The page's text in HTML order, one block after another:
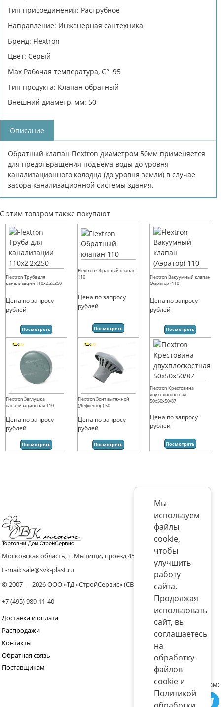
Тип присоединения: Раструбное
Направление: Инженерная сантехника
Бренд: Flextron
Цвет: Серый
Max Рабочая температура, C°: 95
Тип продукта: Клапан обратный
Внешний диаметр, мм: 50
Описание
Обратный клапан Flextron диаметром 50мм применяется
для предотвращения подъема воды до уровня
канализационного колодца (до уровня земли) в случае
засора канализационной системы здания.
С этим товаром также покупают
Flextron Труба для
канализации 110х2,2х250
Цена по запросу
рублей
Посмотреть
Flextron Обратный клапан
110
Цена по запросу
рублей
Посмотреть
Flextron Вакуумный клапан
(Аэратор) 110
Цена по запросу
рублей
Посмотреть
Flextron Заглушка
канализационная 110
Цена по запросу
рублей
Посмотреть
Flextron Зонт вытяжной
(Дефлектор) 50
Цена по запросу
рублей
Посмотреть
Flextron Крестовина
двухплоскостная
50х50х50/87
Цена по запросу
рублей
Посмотреть
Московская область, г. Мытищи, проезд 4536 владение 8, стр.10
E-mail: sale@svk-plast.ru
© 2007 — 2026 ООО «ТД «СтройСервис» (СВК)
+7 (495) 989-11-40
Доставка и оплата
Распродажи
Контакты
Обратная связь
Поставщикам
Присоединяйтесь к нам:
Мы
используем
файлы
cookie,
чтобы
улучшить
работу
сайта.
Продолжая
использовать
сайт, вы
соглашаетесь
на
обработку
файлов
cookie и
Политикой